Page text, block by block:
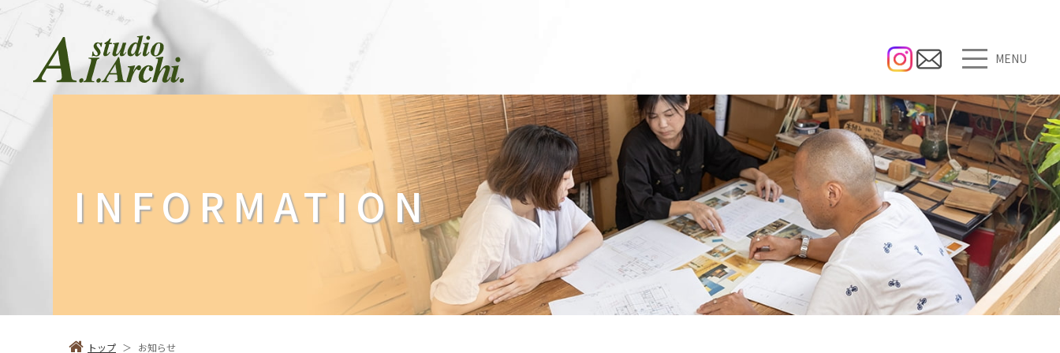
MENU
会社紹介 木の温もり 設計事例
Works
お知らせ
Information
お客様の声
Voice
ご依頼の流れ お問い合わせ
INFORMATION
トップ ＞ お知らせ